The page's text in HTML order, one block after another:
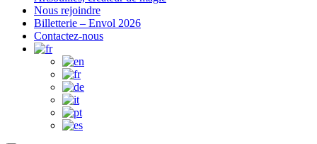
Nous rejoindre
Billetterie – Envol 2026
Contactez-nous